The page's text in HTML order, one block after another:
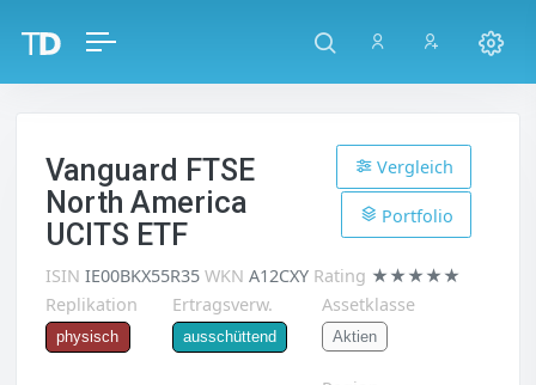
Vanguard FTSE
North America
UCITS ETF
Vergleich
Portfolio
ISIN IE00BKX55R35 WKN A12CXY Rating ★★★★★
Replikation
physisch
Ertragsverw.
ausschüttend
Assetklasse
Aktien